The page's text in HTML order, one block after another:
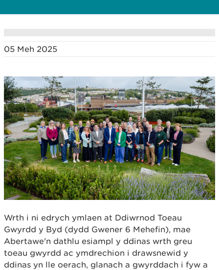
05 Meh 2025
Wrth i ni edrych ymlaen at Ddiwrnod Toeau
Gwyrdd y Byd (dydd Gwener 6 Mehefin), mae
Abertawe'n dathlu esiampl y ddinas wrth greu
toeau gwyrdd ac ymdrechion i drawsnewid y
ddinas yn lle oerach, glanach a gwyrddach i fyw a